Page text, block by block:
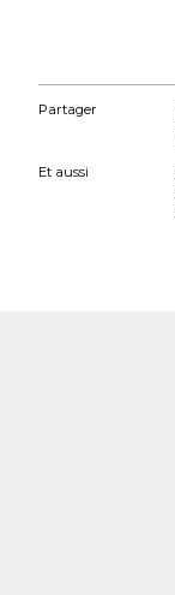
Partager
Et aussi